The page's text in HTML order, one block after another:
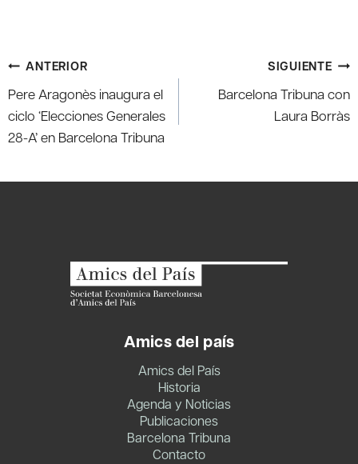
Navegación
de
entradas
ANTERIOR
Pere Aragonès inaugura el
ciclo ‘Elecciones Generales
28-A’ en Barcelona Tribuna
SIGUIENTE
Barcelona Tribuna con
Laura Borràs
Amics del país
Amics del País
Historia
Agenda y Noticias
Publicaciones
Barcelona Tribuna
Contacto